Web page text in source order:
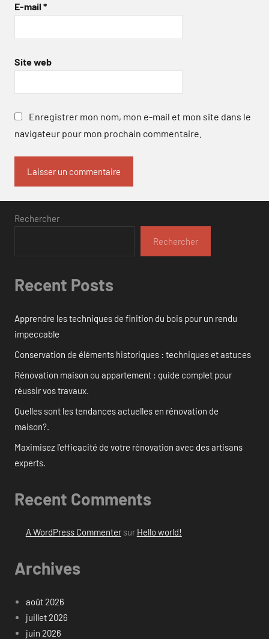
E-mail *
Site web
Enregistrer mon nom, mon e-mail et mon site dans le
navigateur pour mon prochain commentaire.
Rechercher
Rechercher
Recent Posts
Apprendre les techniques de finition du bois pour un rendu
impeccable
Conservation de éléments historiques : techniques et astuces
Rénovation maison ou appartement : guide complet pour
réussir vos travaux.
Quelles sont les tendances actuelles en rénovation de
maison?.
Maximisez l’efficacité de votre rénovation avec des artisans
experts.
Recent Comments
A WordPress Commentersur Hello world!
Archives
août 2026
juillet 2026
juin 2026